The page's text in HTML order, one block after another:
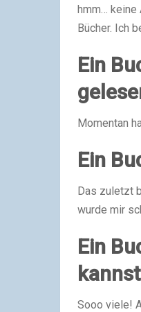
hmm… keine
Bücher. Ich
Ein
Momentan
Ein
Das zuletzt
wurde mir
Ein
Sooo viele!